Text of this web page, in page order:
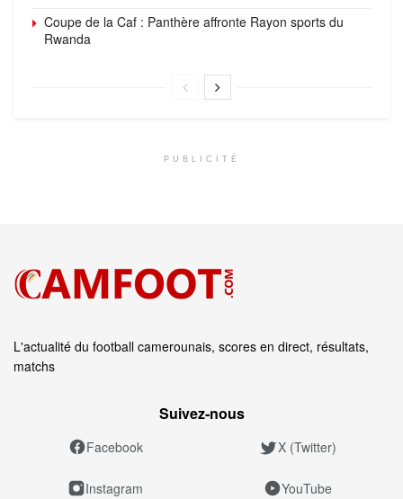
Coupe de la Caf : Panthère affronte Rayon sports du
Rwanda
PUBLICITÉ
L'actualité du football camerounais, scores en direct, résultats,
matchs
Suivez‑nous
Facebook X (Twitter)
Instagram YouTube